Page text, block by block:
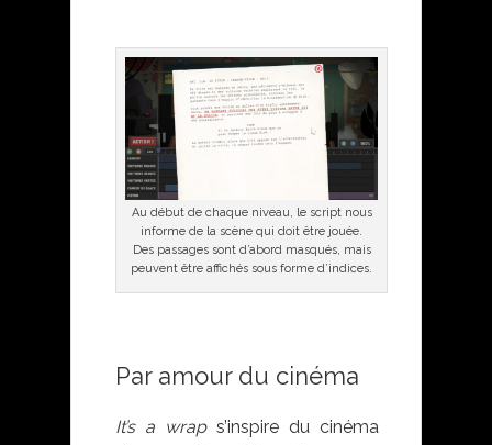
Au début de chaque niveau, le script nous
informe de la scène qui doit être jouée.
Des passages sont d’abord masqués, mais
peuvent être affichés sous forme d’indices.
Par amour du cinéma
It’s a wraps’inspire du cinéma